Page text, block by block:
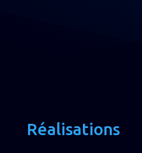
Réalisations